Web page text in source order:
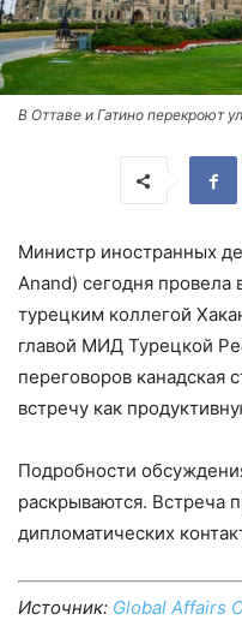
В Оттаве и Гатино перекроют
Министр иностранных
Anand) сегодня провела
турецким коллегой
главой МИД Турецкой
переговоров канадская
встречу как
Подробности
раскрываются. Встреча
дипломатических
Источник: Global Affairs